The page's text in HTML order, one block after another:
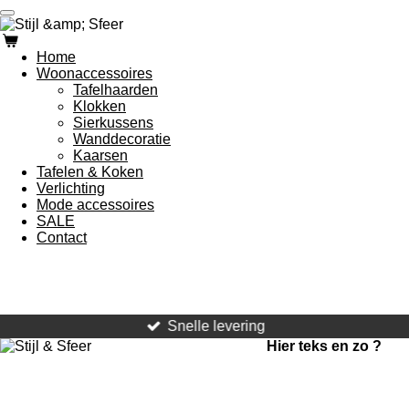
Ga
direct
naar
de
hoofdinhoud
Home
Woonaccessoires
Tafelhaarden
Klokken
Sierkussens
Wanddecoratie
Kaarsen
Tafelen & Koken
Verlichting
Mode accessoires
SALE
Contact
Snelle levering
Hier teks en zo ?